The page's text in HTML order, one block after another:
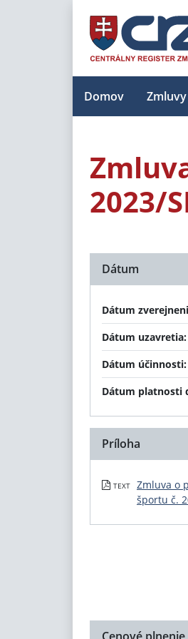
Domov Zmluvy
2023/
Dátum
Dátum
Dátum uzavretia:
Dátum účinnosti:
Dátum platnosti
Príloha
TEXT
Zmluva o
športu č.